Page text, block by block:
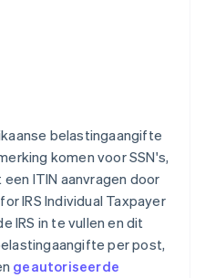
belastingaangifte
komen voor SSN's,
ITIN aanvragen door
IRS Individual Taxpayer
IRS in te vullen en dit
per post,
geautoriseerde